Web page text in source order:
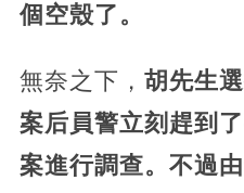
個空殼了。
無奈之下， 胡先生
案后員警立刻趕到
案進行調查。不過